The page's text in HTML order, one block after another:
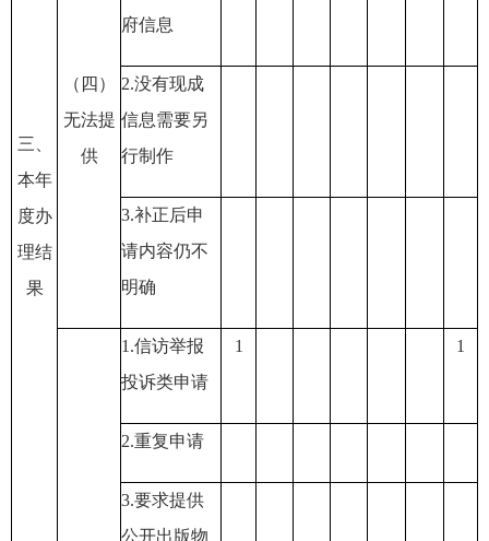
三、
本年
度办
理结
果
（四）
无法提
供
府信息
2.没有现成
信息需要另
行制作
3.补正后申
请内容仍不
明确
1.信访举报
投诉类申请
1 1
2.重复申请
3.要求提供
公开出版物